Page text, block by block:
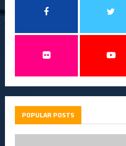
POPULAR POSTS